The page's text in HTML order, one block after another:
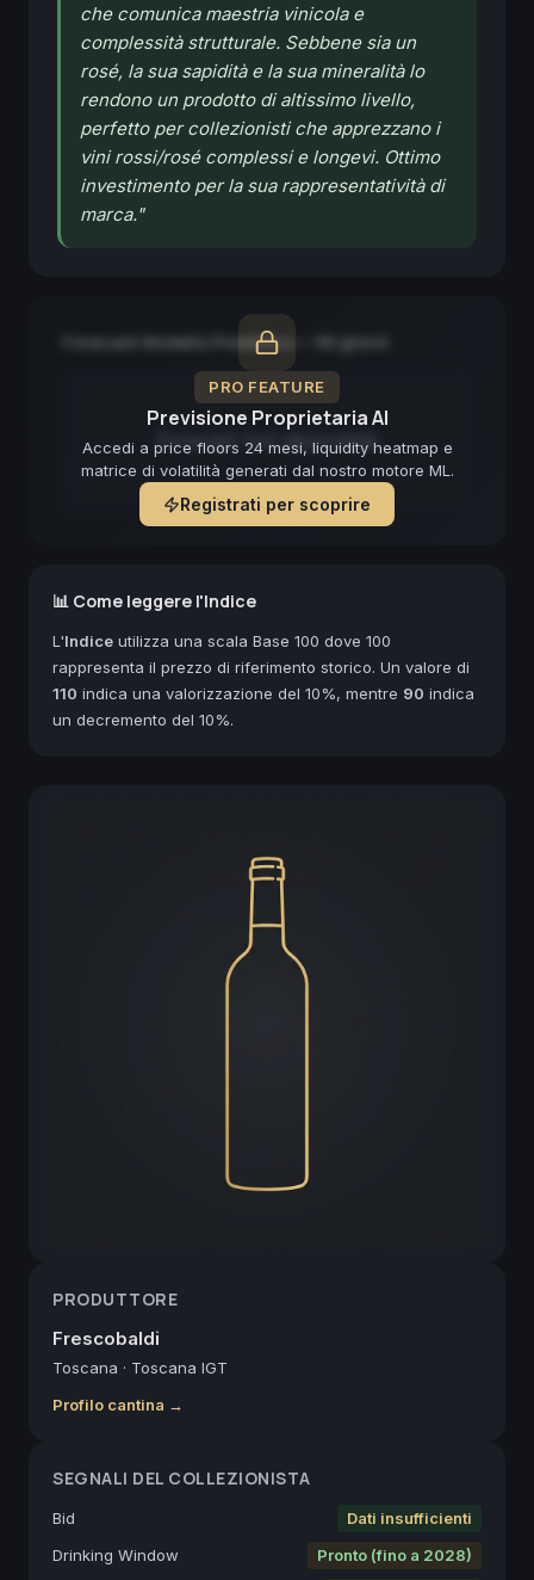
che comunica maestria vinicola e
complessità strutturale. Sebbene sia un
rosé, la sua sapidità e la sua mineralità lo
rendono un prodotto di altissimo livello,
perfetto per collezionisti che apprezzano i
vini rossi/rosé complessi e longevi. Ottimo
investimento per la sua rappresentatività di
marca."
PRO FEATURE
Previsione Proprietaria AI
Accedi a price floors 24 mesi, liquidity heatmap e
matrice di volatilità generati dal nostro motore ML.
Registrati per scoprire
Forecast Modello Predittivo — 90 giorni
Forecast non disponibile
📊 Come leggere l'Indice
L'Indice utilizza una scala Base 100 dove 100
rappresenta il prezzo di riferimento storico. Un valore di
110 indica una valorizzazione del 10%, mentre 90 indica
un decremento del 10%.
PRODUTTORE
Frescobaldi
Toscana · Toscana IGT
Profilo cantina →
SEGNALI DEL COLLEZIONISTA
Bid
Dati insufficienti
Drinking Window
Pronto (fino a 2028)